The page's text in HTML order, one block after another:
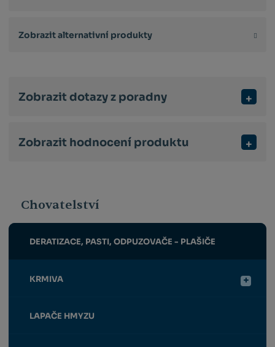
Zobrazit alternativní produkty
Zobrazit dotazy z poradny
Zobrazit hodnocení produktu
Chovatelství
DERATIZACE, PASTI, ODPUZOVAČE - PLAŠIČE
KRMIVA
LAPAČE HMYZU